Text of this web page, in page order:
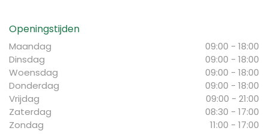
Openingstijden
Maandag
09:00 - 18:00
Dinsdag
09:00 - 18:00
Woensdag
09:00 - 18:00
Donderdag
09:00 - 18:00
Vrijdag
09:00 - 21:00
Zaterdag
08:30 - 17:00
Zondag
11:00 - 17:00